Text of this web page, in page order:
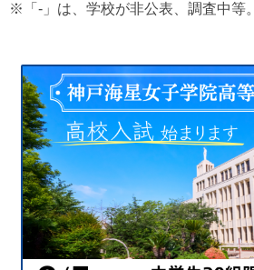
※「-」は、学校が非公表、調査中等。